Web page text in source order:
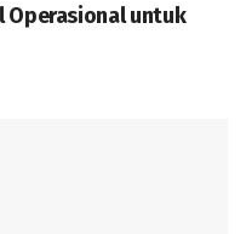
Operasional untuk